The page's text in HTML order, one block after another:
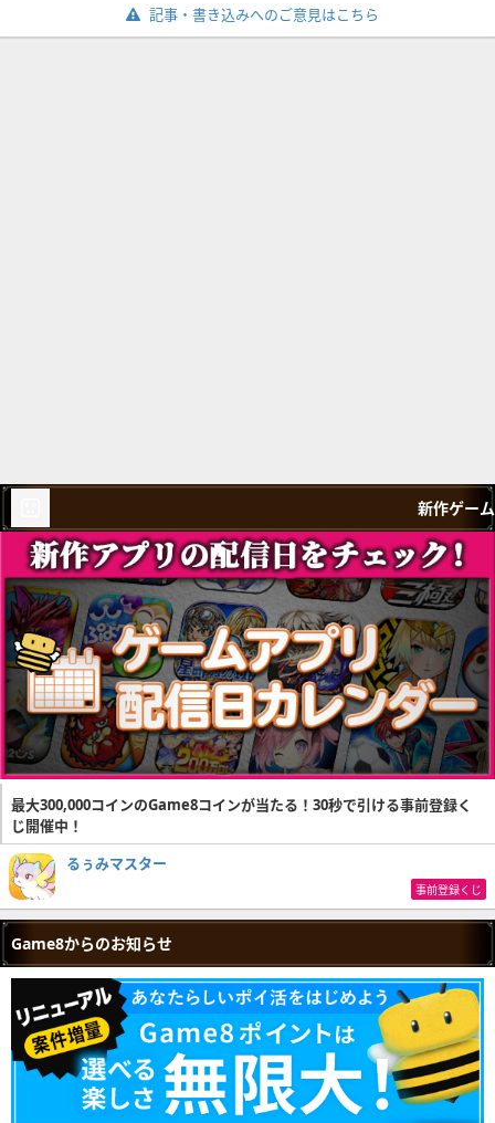
記事・書き込みへのご意見はこちら
新作ゲーム
最大300,000コインのGame8コインが当たる！30秒で引ける事前登録く
じ開催中！
るぅみマスター
事前登録くじ
Game8からのお知らせ